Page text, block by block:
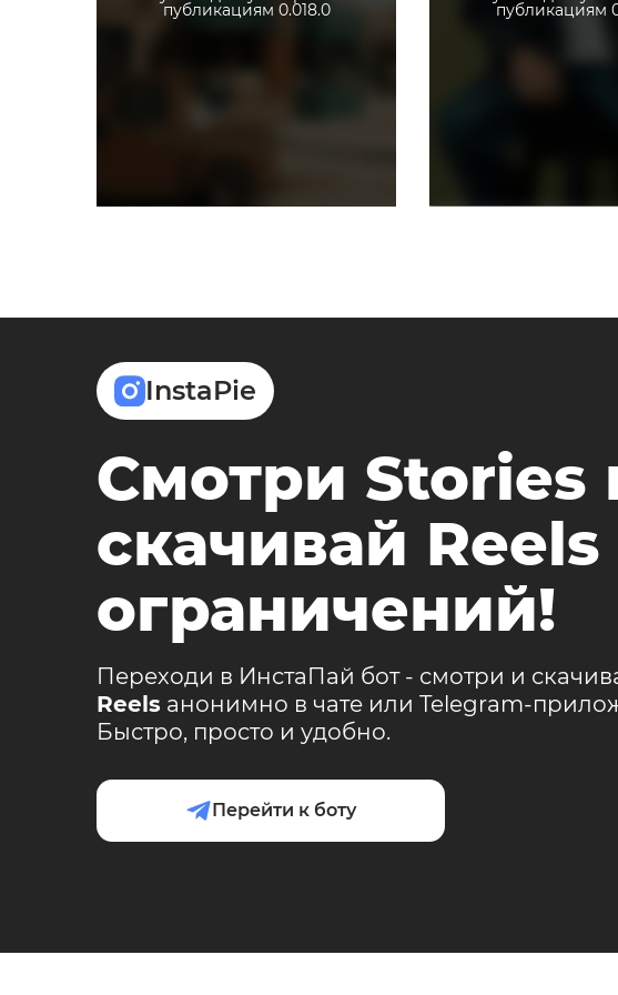
публикациям 0.018.0 публикациям
InstaPie
Смотри Stories
скачивай Reels
ограничений!
Переходи в ИнстаПай бот - смотри и
Reels анонимно в чате или Telegram-
Быстро, просто и удобно.
Перейти к боту